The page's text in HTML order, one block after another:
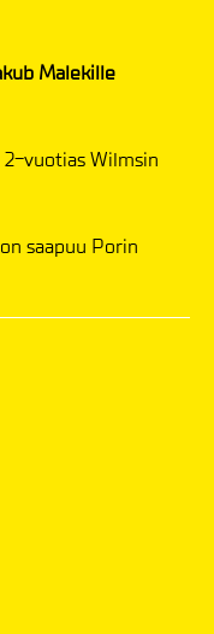
Malekille
vuotias Wilmsin
saapuu Porin